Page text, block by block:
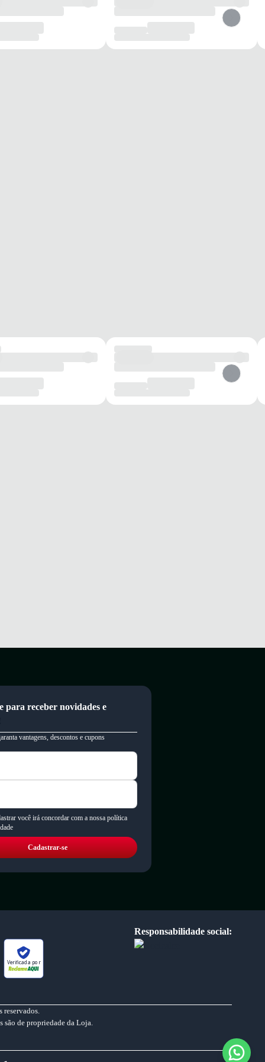
para receber novidades e
vantagens, descontos e cupons
você irá concordar com a nossa política
Cadastrar-se
Verificada por
Responsabilidade social:
de propriedade da Loja.